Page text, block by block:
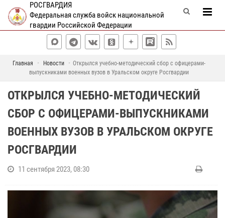
РОСГВАРДИЯ
Федеральная служба войск национальной
гвардии Российской Федерации
Главная Новости
Открылся учебно-методический сбор с офицерами-
выпускниками военных вузов в Уральском округе Росгвардии
ОТКРЫЛСЯ УЧЕБНО-МЕТОДИЧЕСКИЙ
СБОР С ОФИЦЕРАМИ-ВЫПУСКНИКАМИ
ВОЕННЫХ ВУЗОВ В УРАЛЬСКОМ ОКРУГЕ
РОСГВАРДИИ
11 сентября 2023, 08:30